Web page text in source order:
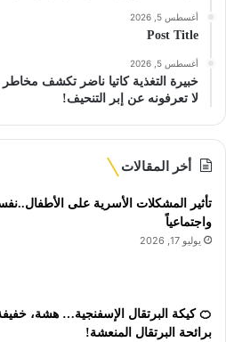
أغسطس 5, 2026
Post Title
أغسطس 5, 2026
خبيرة التغذية كاتيا ناضر تكشف
لا تعرفونه عن إبر التنحيف!
أخر المقالات
تأثير المشكلات الأسرية على
واجتماعياً
يوليو 17, 2026
🍊 كيكة البرتقال الإسفنجية… هشة،
برائحة البرتقال المنعشة!